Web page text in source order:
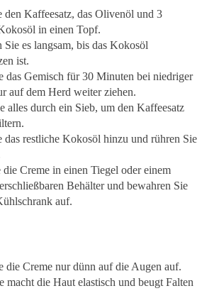
den Kaffeesatz, das Olivenöl und 3
in einen Topf.
Sie es langsam, bis das Kokosöl
ist.
das Gemisch für 30 Minuten bei niedriger
auf dem Herd weiter ziehen.
alles durch ein Sieb, um den Kaffeesatz
das restliche Kokosöl hinzu und rühren Sie
Creme in einen Tiegel oder einem
Behälter und bewahren Sie
auf.
die Creme nur dünn auf die Augen auf.
macht die Haut elastisch und beugt Falten